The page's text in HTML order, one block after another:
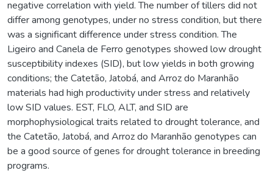
negative correlation with yield. The number of tillers did not
differ among genotypes, under no stress condition, but there
was a significant difference under stress condition. The
Ligeiro and Canela de Ferro genotypes showed low drought
susceptibility indexes (SID), but low yields in both growing
conditions; the Catetão, Jatobá, and Arroz do Maranhão
materials had high productivity under stress and relatively
low SID values. EST, FLO, ALT, and SID are
morphophysiological traits related to drought tolerance, and
the Catetão, Jatobá, and Arroz do Maranhão genotypes can
be a good source of genes for drought tolerance in breeding
programs.